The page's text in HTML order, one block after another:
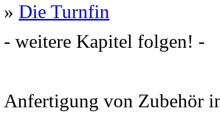
» Die Turnfin
- weitere Kapitel folgen! -
Anfertigung von Zubehör